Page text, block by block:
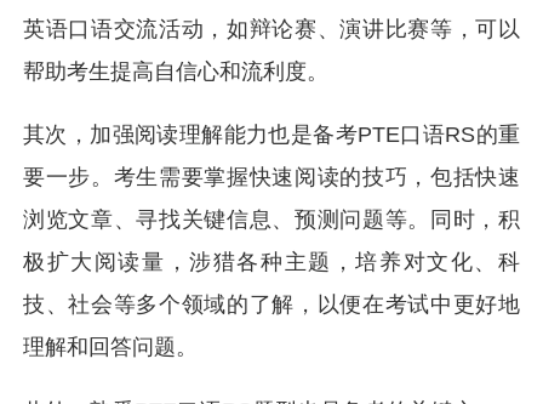
英语口语交流活动，如辩论赛、演讲比赛等，可以
帮助考生提高自信心和流利度。
其次，加强阅读理解能力也是备考PTE口语RS的重
要一步。考生需要掌握快速阅读的技巧，包括快速
浏览文章、寻找关键信息、预测问题等。同时，积
极扩大阅读量，涉猎各种主题，培养对文化、科
技、社会等多个领域的了解，以便在考试中更好地
理解和回答问题。